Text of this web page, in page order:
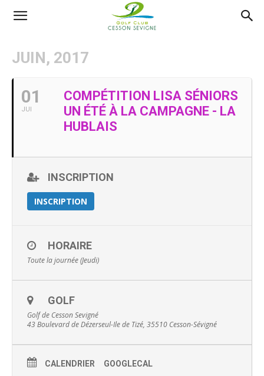
JUIN, 2017
01
JUI
COMPÉTITION LISA SÉNIORS
UN ÉTÉ À LA CAMPAGNE - LA
HUBLAIS
INSCRIPTION
INSCRIPTION
HORAIRE
Toute la journée (Jeudi)
GOLF
Golf de Cesson Sevigné
43 Boulevard de Dézerseul-Ile de Tizé, 35510 Cesson-Sévigné
CALENDRIER GOOGLECAL